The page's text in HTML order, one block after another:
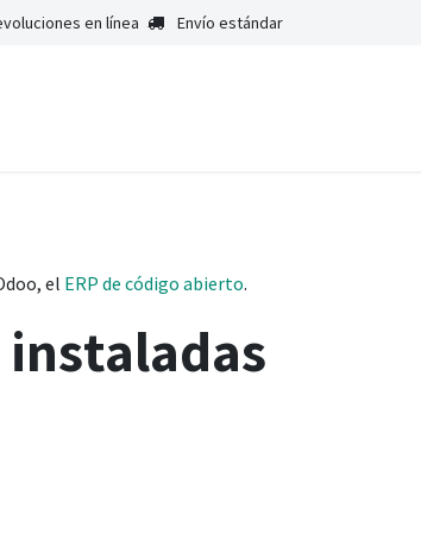
en línea Envío estándar
el ERP de código abierto.